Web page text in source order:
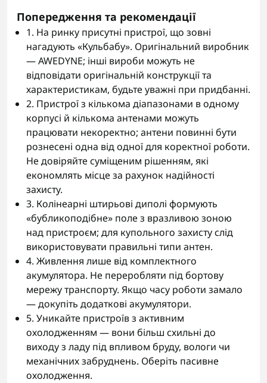
Попередження та рекомендації
1. На ринку присутні пристрої, що зовні
нагадують «Кульбабу». Оригінальний виробник
— AWEDYNE; інші вироби можуть не
відповідати оригінальній конструкції та
характеристикам, будьте уважні при придбанні.
2. Пристрої з кількома діапазонами в одному
корпусі й кількома антенами можуть
працювати некоректно; антени повинні бути
рознесені одна від одної для коректної роботи.
Не довіряйте суміщеним рішенням, які
економлять місце за рахунок надійності
захисту.
3. Колінеарні штирьові диполі формують
«бубликоподібне» поле з вразливою зоною
над пристроєм; для купольного захисту слід
використовувати правильні типи антен.
4. Живлення лише від комплектного
акумулятора. Не переробляти під бортову
мережу транспорту. Якщо часу роботи замало
— докупіть додаткові акумулятори.
5. Уникайте пристроїв з активним
охолодженням — вони більш схильні до
виходу з ладу під впливом бруду, вологи чи
механічних забруднень. Оберіть пасивне
охолодження.